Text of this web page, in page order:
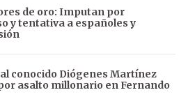
de oro: Imputan por
y tentativa a españoles y
conocido Diógenes Martínez
asalto millonario en Fernando